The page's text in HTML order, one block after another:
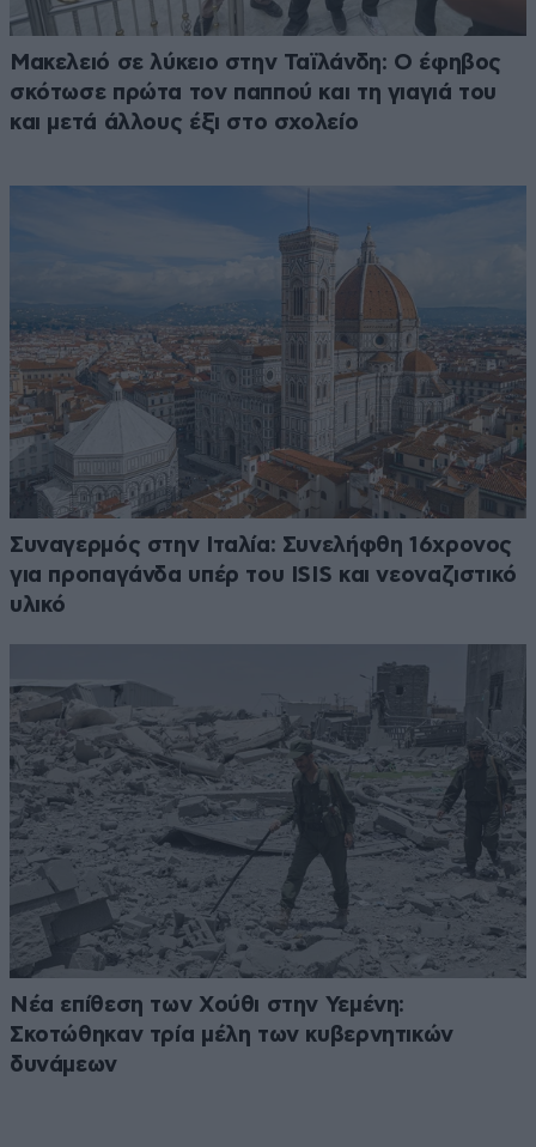
Μακελειό σε λύκειο στην Ταϊλάνδη: Ο έφηβος
σκότωσε πρώτα τον παππού και τη γιαγιά του
και μετά άλλους έξι στο σχολείο
Συναγερμός στην Ιταλία: Συνελήφθη 16χρονος
για προπαγάνδα υπέρ του ISIS και νεοναζιστικό
υλικό
Νέα επίθεση των Χούθι στην Υεμένη:
Σκοτώθηκαν τρία μέλη των κυβερνητικών
δυνάμεων